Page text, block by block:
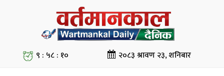
९ : ५८ : ११ २०८३ श्रावण २३, शनिबार